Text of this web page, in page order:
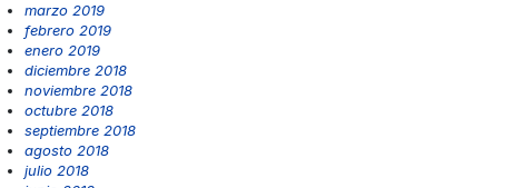
marzo 2019
febrero 2019
enero 2019
diciembre 2018
noviembre 2018
octubre 2018
septiembre 2018
agosto 2018
julio 2018